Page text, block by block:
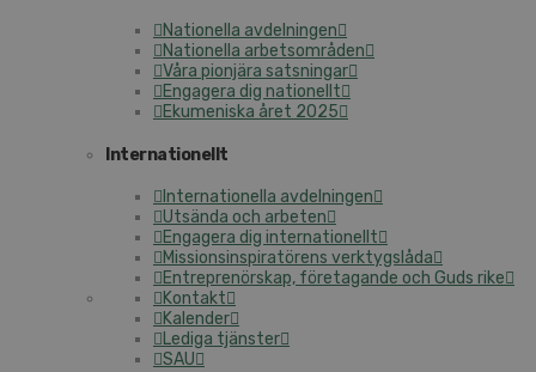
Nationella avdelningen
Nationella arbetsområden
Våra pionjära satsningar
Engagera dig nationellt
Ekumeniska året 2025
Internationellt
Internationella avdelningen
Utsända och arbeten
Engagera dig internationellt
Missionsinspiratörens verktygslåda
Entreprenörskap, företagande och Guds rike
Kontakt
Kalender
Lediga tjänster
SAU